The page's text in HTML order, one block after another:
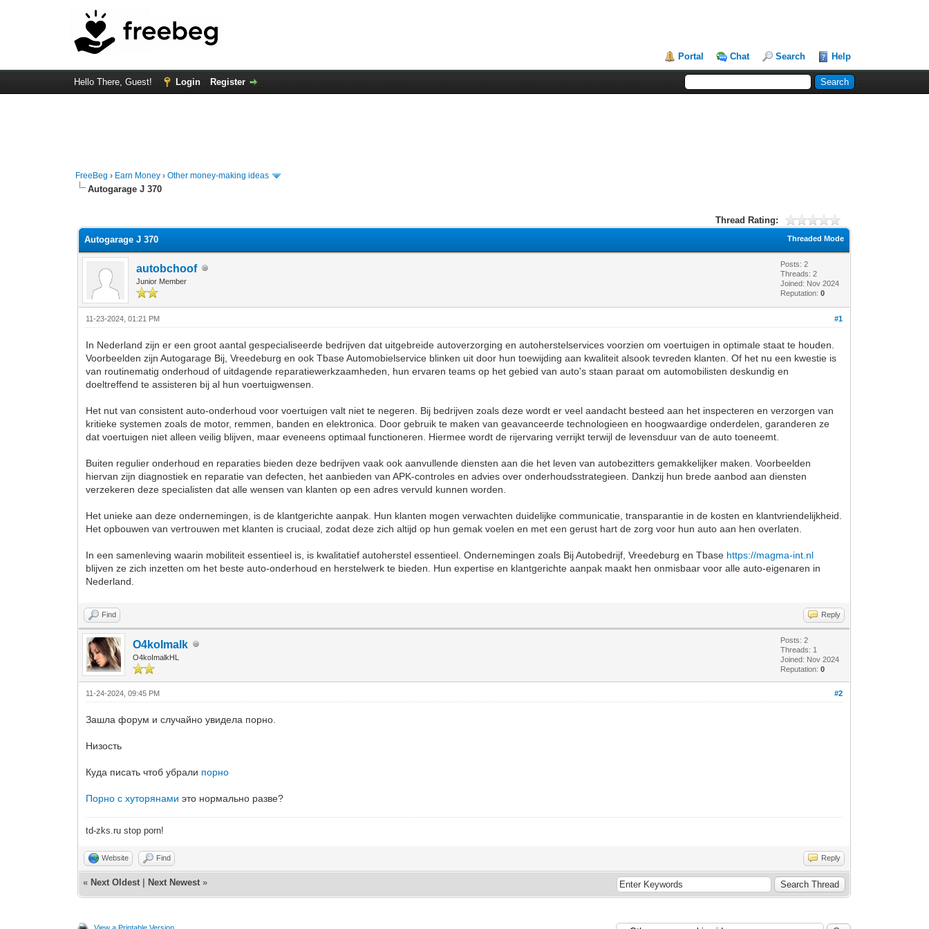
Portal Chat Search Help
Hello There, Guest! Login Register
FreeBeg › Earn Money ›Other money-making ideas
Autogarage J 370
Thread Rating:
Threaded Mode
Autogarage J 370
autobchoof
Junior Member
Posts: 2
Threads: 2
Joined: Nov 2024
Reputation:0
#1
11-23-2024, 01:21 PM
In Nederland zijn er een groot aantal gespecialiseerde bedrijven dat uitgebreide autoverzorging en autoherstelservices voorzien om voertuigen in optimale staat te houden.
Voorbeelden zijn Autogarage Bij, Vreedeburg en ook Tbase Automobielservice blinken uit door hun toewijding aan kwaliteit alsook tevreden klanten. Of het nu een kwestie is
van routinematig onderhoud of uitdagende reparatiewerkzaamheden, hun ervaren teams op het gebied van auto's staan paraat om automobilisten deskundig en
doeltreffend te assisteren bij al hun voertuigwensen.
Het nut van consistent auto-onderhoud voor voertuigen valt niet te negeren. Bij bedrijven zoals deze wordt er veel aandacht besteed aan het inspecteren en verzorgen van
kritieke systemen zoals de motor, remmen, banden en elektronica. Door gebruik te maken van geavanceerde technologieen en hoogwaardige onderdelen, garanderen ze
dat voertuigen niet alleen veilig blijven, maar eveneens optimaal functioneren. Hiermee wordt de rijervaring verrijkt terwijl de levensduur van de auto toeneemt.
Buiten regulier onderhoud en reparaties bieden deze bedrijven vaak ook aanvullende diensten aan die het leven van autobezitters gemakkelijker maken. Voorbeelden
hiervan zijn diagnostiek en reparatie van defecten, het aanbieden van APK-controles en advies over onderhoudsstrategieen. Dankzij hun brede aanbod aan diensten
verzekeren deze specialisten dat alle wensen van klanten op een adres vervuld kunnen worden.
Het unieke aan deze ondernemingen, is de klantgerichte aanpak. Hun klanten mogen verwachten duidelijke communicatie, transparantie in de kosten en klantvriendelijkheid.
Het opbouwen van vertrouwen met klanten is cruciaal, zodat deze zich altijd op hun gemak voelen en met een gerust hart de zorg voor hun auto aan hen overlaten.
In een samenleving waarin mobiliteit essentieel is, is kwalitatief autoherstel essentieel. Ondernemingen zoals Bij Autobedrijf, Vreedeburg en Tbase https://magma-int.nl
blijven ze zich inzetten om het beste auto-onderhoud en herstelwerk te bieden. Hun expertise en klantgerichte aanpak maakt hen onmisbaar voor alle auto-eigenaren in
Nederland.
Find Reply
O4koImalk
O4koImalkHL
Posts: 2
Threads: 1
Joined: Nov 2024
Reputation:0
#2
11-24-2024, 09:45 PM
Зашла форум и случайно увидела порно.
Низость
Куда писать чтоб убрали порно
Порно с хуторянами это нормально разве?
td-zks.ru stop porn!
Website Find Reply
« Next Oldest Next Newest »